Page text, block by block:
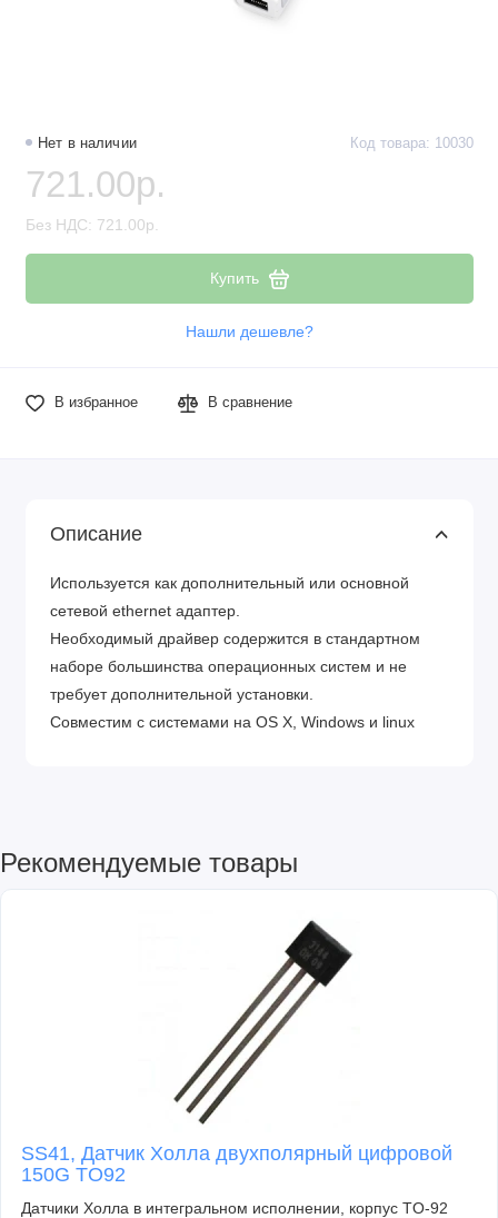
Нет в наличии Код товара: 10030
721.00р.
Без НДС: 721.00р.
Купить
Нашли дешевле?
В избранное В сравнение
Описание
Используется как дополнительный или основной
сетевой ethernet адаптер.
Необходимый драйвер содержится в стандартном
наборе большинства операционных систем и не
требует дополнительной установки.
Совместим с системами на OS X, Windows и linux
Рекомендуемые товары
SS41, Датчик Холла двухполярный цифровой
150G TO92
Датчики Холла в интегральном исполнении, корпус TO-92